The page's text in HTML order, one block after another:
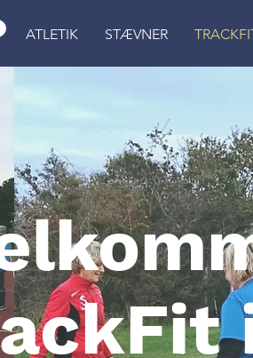
ATLETIK STÆVNER